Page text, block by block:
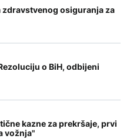
zdravstvenog osiguranja za
o BiH, odbijeni
kazne za prekršaje, prvi
vožnja"